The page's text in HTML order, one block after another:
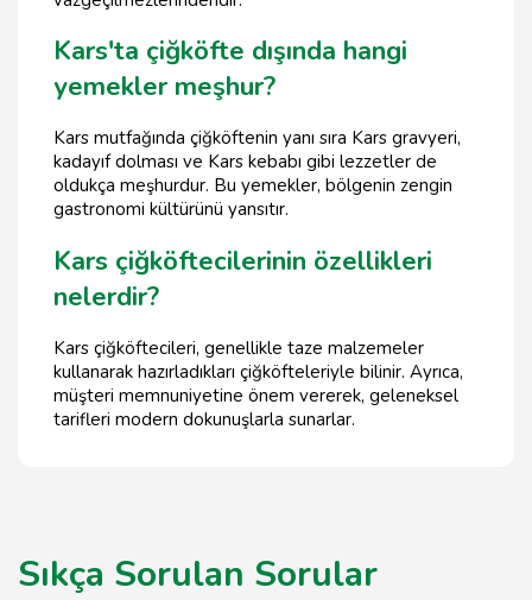
Kars'ta çiğköfte dışında hangi
yemekler meşhur?
Kars mutfağında çiğköftenin yanı sıra Kars gravyeri,
kadayıf dolması ve Kars kebabı gibi lezzetler de
oldukça meşhurdur. Bu yemekler, bölgenin zengin
gastronomi kültürünü yansıtır.
Kars çiğköftecilerinin özellikleri
nelerdir?
Kars çiğköftecileri, genellikle taze malzemeler
kullanarak hazırladıkları çiğköfteleriyle bilinir. Ayrıca,
müşteri memnuniyetine önem vererek, geleneksel
tarifleri modern dokunuşlarla sunarlar.
Sıkça Sorulan Sorular